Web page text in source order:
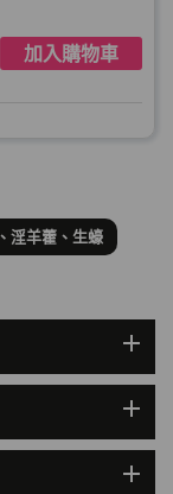
加入購物車
到期)
期日2028年1月)
加入購物車
淫羊藿、生蠔
add
add
add